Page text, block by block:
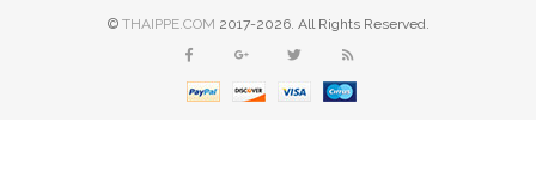
© THAIPPE.COM 2017-2026. All Rights Reserved.